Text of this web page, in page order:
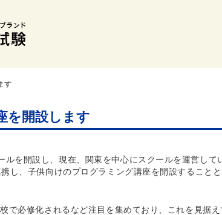
す
を開設します
ルを開設し、現在、関東を中心にスクールを運営して
し、子供向けのプログラミング講座を開設することと
で必修化されるなど注目を集めており、これを見据